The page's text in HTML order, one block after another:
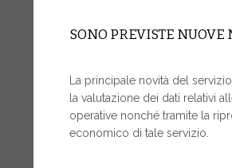
SONO PREVISTE
La principale novità del
la valutazione dei dati relativi
operative nonché tramite la
economico di tale servizio.